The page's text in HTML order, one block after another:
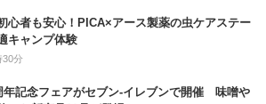
心者も安心！PICA×アース製薬の虫ケアステー
キャンプ体験
30分
年記念フェアがセブン-イレブンで開催 味噌や